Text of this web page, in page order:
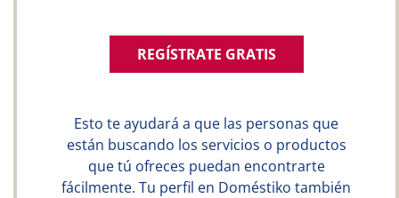
REGÍSTRATE GRATIS
Esto te ayudará a que las personas que
están buscando los servicios o productos
que tú ofreces puedan encontrarte
fácilmente. Tu perfil en Doméstiko también